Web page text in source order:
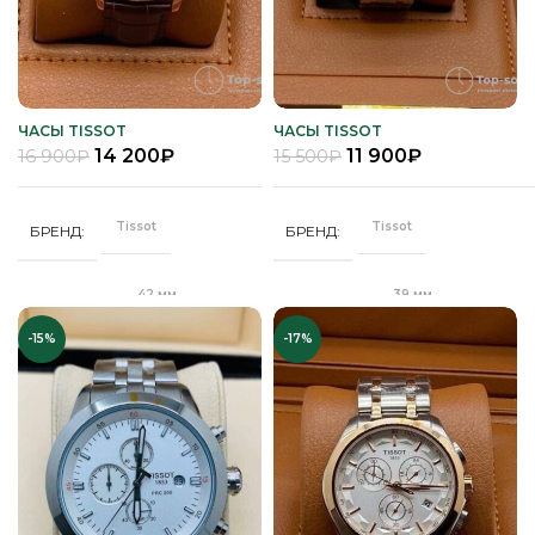
ЧАСЫ TISSOT
16 900₽ 14 200₽
БРЕНД Tissot
42 мм
ЗАСТЕЖКА Клипса
КОРПУС
Качественная
часовая сталь
МЕХАНИЗМ Кварц
ЧАСЫ TISSOT
15 500₽ 11 900₽
БРЕНД Tissot
39 мм
ЗАСТЕЖКА "Бабочка"
КОРПУС
Качественная
часовая сталь
МЕХАНИЗМ Кварц
-15% -17%